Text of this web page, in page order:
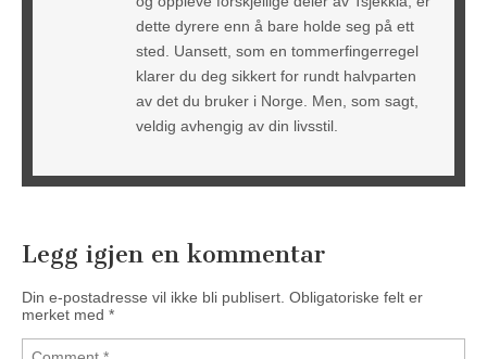
dette dyrere enn å bare holde seg på ett
sted. Uansett, som en tommerfingerregel
klarer du deg sikkert for rundt halvparten
av det du bruker i Norge. Men, som sagt,
veldig avhengig av din livsstil.
Legg igjen en kommentar
Din e-postadresse vil ikke bli publisert. Obligatoriske felt er
merket med *